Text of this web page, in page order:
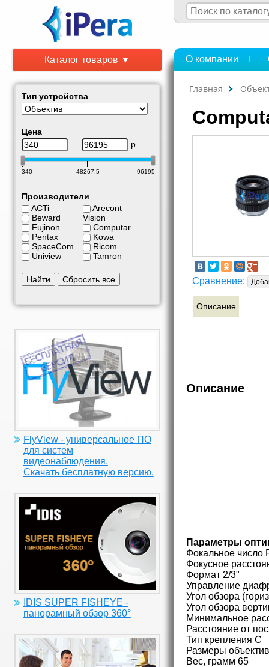
Каталог товаров ▼
Тип устройства
Цена
—
р.
340 48267.5 96195
Производители
ACTi
Beward
Fujinon
Pentax
SpaceCom
Uniview
Arecont
Vision
Computar
Kowa
Ricom
Tamron
Найти Сбросить все
FlyView - универсальное ПО
для систем
видеонаблюдения.
Скачать бесплатную версию.
IDIS SUPER FISHEYE -
панорамный обзор 360°
О компании
Главная
Сравнение:
Описание
Описание
Параметры
Фокальное число
Фокусное
Формат 2/3"
Управление
Угол обзора
Угол обзора
Минимальное
Расстояние от
Тип крепления C
Размеры
Вес, грамм 65